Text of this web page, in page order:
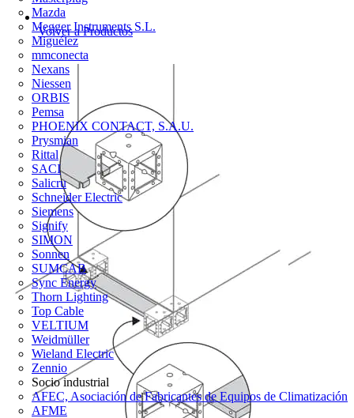
Mazda
Megger Instruments S.L.
Miguélez
mmconecta
Nexans
Niessen
ORBIS
Pemsa
PHOENIX CONTACT, S.A.U.
Prysmian
Rittal
SACI
Salicru
Schneider Electric
Siemens
Signify
SIMON
Sonnen
SUMCAB
Sync Energy
Thorn Lighting
Top Cable
VELTIUM
Weidmüller
Wieland Electric
Zennio
Socio industrial
AFEC, Asociación de Fabricantes de Equipos de Climatización
AFME
Volver a Productos